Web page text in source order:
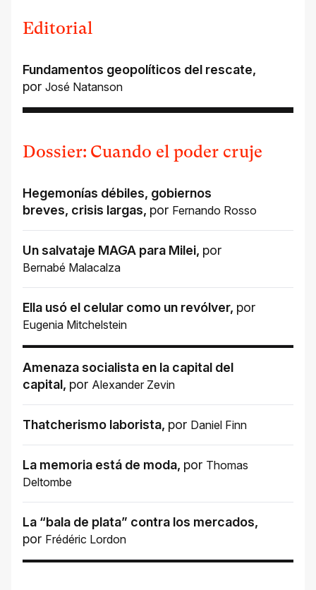
Editorial
Fundamentos geopolíticos del rescate,
por José Natanson
Dossier: Cuando el poder cruje
Hegemonías débiles, gobiernos
breves, crisis largas, por Fernando Rosso
Un salvataje MAGA para Milei, por
Bernabé Malacalza
Ella usó el celular como un revólver, por
Eugenia Mitchelstein
Amenaza socialista en la capital del
capital, por Alexander Zevin
Thatcherismo laborista, por Daniel Finn
La memoria está de moda, por Thomas
Deltombe
La “bala de plata” contra los mercados,
por Frédéric Lordon